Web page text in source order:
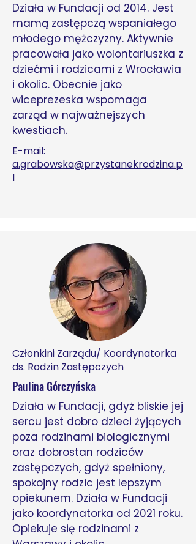
Działa w Fundacji od 2014. Jest
mamą zastępczą wspaniałego
młodego mężczyzny. Aktywnie
pracowała jako wolontariuszka z
dziećmi i rodzicami z Wrocławia
i okolic. Obecnie jako
wiceprezeska wspomaga
zarząd w najważnejszych
kwestiach.
E-mail:
a.grabowska@przystanekrodzina.p
l
Członkini Zarządu/ Koordynatorka
ds. Rodzin Zastępczych
Paulina Górczyńska
Działa w Fundacji, gdyż bliskie jej
sercu jest dobro dzieci żyjących
poza rodzinami biologicznymi
oraz dobrostan rodziców
zastępczych, gdyż spełniony,
spokojny rodzic jest lepszym
opiekunem. Działa w Fundacji
jako koordynatorka od 2021 roku.
Opiekuje się rodzinami z